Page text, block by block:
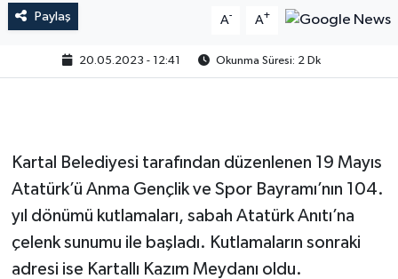
Paylaş A- A+
20.05.2023 - 12:41 Okunma Süresi: 2 Dk
Kartal Belediyesi tarafından düzenlenen 19 Mayıs
Atatürk’ü Anma Gençlik ve Spor Bayramı’nın 104.
yıl dönümü kutlamaları, sabah Atatürk Anıtı’na
çelenk sunumu ile başladı. Kutlamaların sonraki
adresi ise Kartallı Kazım Meydanı oldu.